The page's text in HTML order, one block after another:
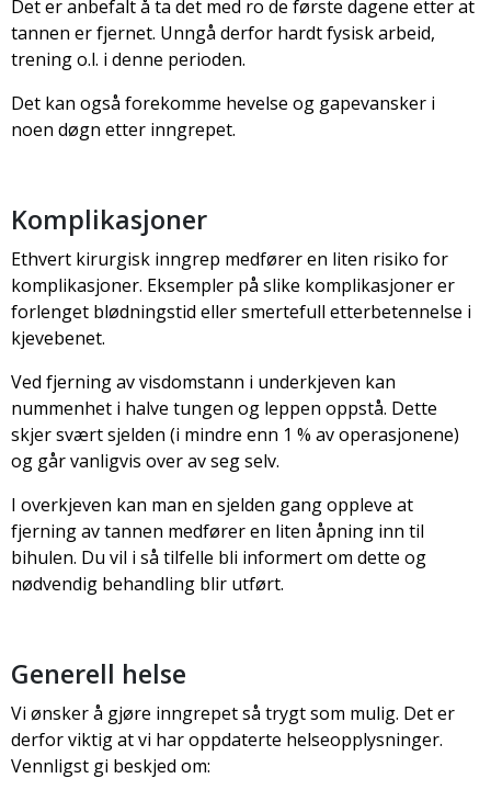
Det er anbefalt å ta det med ro de første dagene etter at
tannen er fjernet. Unngå derfor hardt fysisk arbeid,
trening o.l. i denne perioden.
Det kan også forekomme hevelse og gapevansker i
noen døgn etter inngrepet.
Komplikasjoner
Ethvert kirurgisk inngrep medfører en liten risiko for
komplikasjoner. Eksempler på slike komplikasjoner er
forlenget blødningstid eller smertefull etterbetennelse i
kjevebenet.
Ved fjerning av visdomstann i underkjeven kan
nummenhet i halve tungen og leppen oppstå. Dette
skjer svært sjelden (i mindre enn 1 % av operasjonene)
og går vanligvis over av seg selv.
I overkjeven kan man en sjelden gang oppleve at
fjerning av tannen medfører en liten åpning inn til
bihulen. Du vil i så tilfelle bli informert om dette og
nødvendig behandling blir utført.
Generell helse
Vi ønsker å gjøre inngrepet så trygt som mulig. Det er
derfor viktig at vi har oppdaterte helseopplysninger.
Vennligst gi beskjed om: